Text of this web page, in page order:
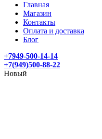
Главная
Магазин
Контакты
Оплата и доставка
Блог
+7949-500-14-14
+7(949)500-88-22
Новый